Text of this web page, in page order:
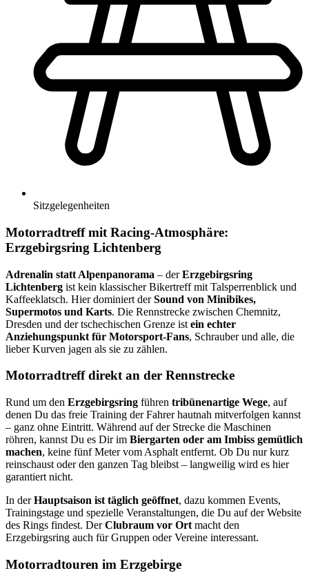
Sitzgelegenheiten
Motorradtreff mit Racing-Atmosphäre:
Erzgebirgsring Lichtenberg
Adrenalin statt Alpenpanorama – derErzgebirgsring
Lichtenberg ist kein klassischer Bikertreff mit Talsperrenblick und
Kaffeeklatsch. Hier dominiert derSound von Minibikes,
Supermotos und Karts. Die Rennstrecke zwischen Chemnitz,
Dresden und der tschechischen Grenze ist ein echter
Anziehungspunkt für Motorsport-Fans, Schrauber und alle, die
lieber Kurven jagen als sie zu zählen.
Motorradtreff direkt an der Rennstrecke
Rund um den Erzgebirgsring führen tribünenartige Wege, auf
denen Du das freie Training der Fahrer hautnah mitverfolgen kannst
– ganz ohne Eintritt. Während auf der Strecke die Maschinen
röhren, kannst Du es Dir im Biergarten oder am Imbiss gemütlich
machen, keine fünf Meter vom Asphalt entfernt. Ob Du nur kurz
reinschaust oder den ganzen Tag bleibst – langweilig wird es hier
garantiert nicht.
In derHauptsaison ist täglich geöffnet, dazu kommen Events,
Trainingstage und spezielle Veranstaltungen, die Du auf der Website
des Rings findest. DerClubraum vor Ort macht den
Erzgebirgsring auch für Gruppen oder Vereine interessant.
Motorradtouren im Erzgebirge